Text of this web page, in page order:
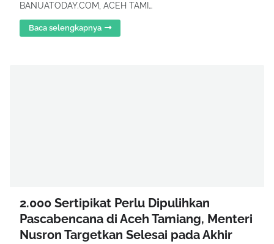
BANUATODAY.COM, ACEH TAMI…
Baca selengkapnya
2.000 Sertipikat Perlu Dipulihkan
Pascabencana di Aceh Tamiang, Menteri
Nusron Targetkan Selesai pada Akhir